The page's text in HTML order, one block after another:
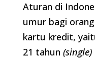
Aturan di
umur bagi
kartu kredit,
21 tahun (single)